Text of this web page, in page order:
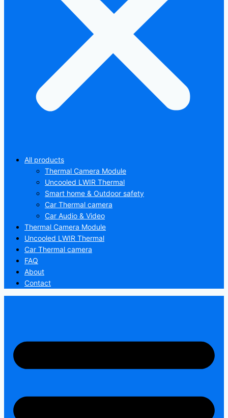
All products
Thermal Camera Module
Uncooled LWIR Thermal
Smart home & Outdoor safety
Car Thermal camera
Car Audio & Video
Thermal Camera Module
Uncooled LWIR Thermal
Car Thermal camera
FAQ
About
Contact